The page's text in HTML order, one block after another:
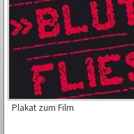
Plakat zum Film